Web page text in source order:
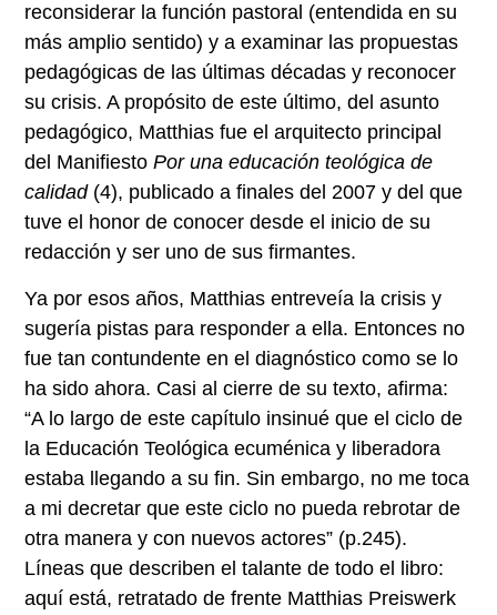
reconsiderar la función pastoral (entendida en su
más amplio sentido) y a examinar las propuestas
pedagógicas de las últimas décadas y reconocer
su crisis. A propósito de este último, del asunto
pedagógico, Matthias fue el arquitecto principal
del ManifiestoPor una educación teológica de
calidad (4), publicado a finales del 2007 y del que
tuve el honor de conocer desde el inicio de su
redacción y ser uno de sus firmantes.
Ya por esos años, Matthias entreveía la crisis y
sugería pistas para responder a ella. Entonces no
fue tan contundente en el diagnóstico como se lo
ha sido ahora. Casi al cierre de su texto, afirma:
“A lo largo de este capítulo insinué que el ciclo de
la Educación Teológica ecuménica y liberadora
estaba llegando a su fin. Sin embargo, no me toca
a mi decretar que este ciclo no pueda rebrotar de
otra manera y con nuevos actores” (p.245).
Líneas que describen el talante de todo el libro:
aquí está, retratado de frente Matthias Preiswerk